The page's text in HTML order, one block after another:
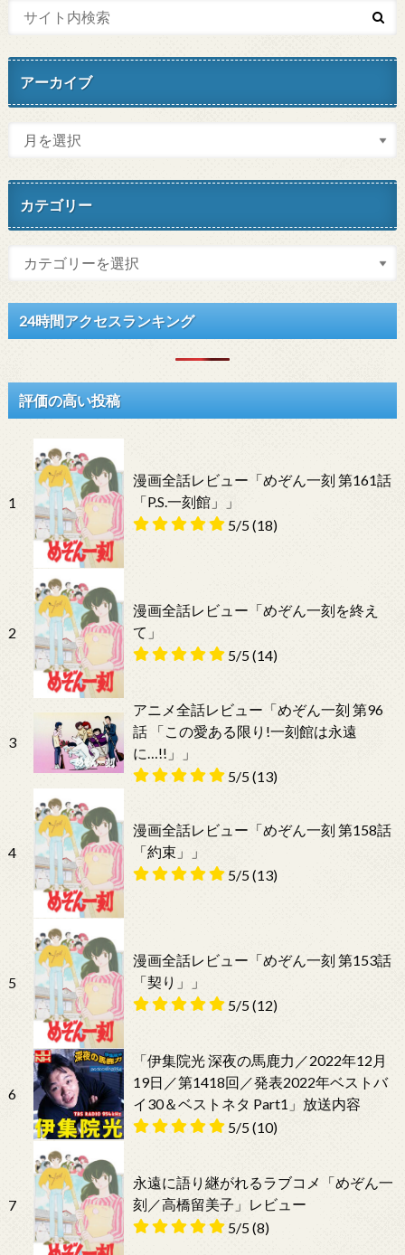
アーカイブ
カテゴリー
24時間アクセスランキング
評価の高い投稿
1
漫画全話レビュー「めぞん一刻 第161話
「P.S.一刻館」」
5/5(18)
2
漫画全話レビュー「めぞん一刻を終え
て」
5/5(14)
3
アニメ全話レビュー「めぞん一刻 第96
話 「この愛ある限り!一刻館は永遠
に…!!」」
5/5(13)
4
漫画全話レビュー「めぞん一刻 第158話
「約束」」
5/5(13)
5
漫画全話レビュー「めぞん一刻 第153話
「契り」」
5/5(12)
6
「伊集院光 深夜の馬鹿力／2022年12月
19日／第1418回／発表2022年ベストバ
イ30＆ベストネタ Part1」放送内容
5/5(10)
7
永遠に語り継がれるラブコメ「めぞん一
刻／高橋留美子」レビュー
5/5(8)